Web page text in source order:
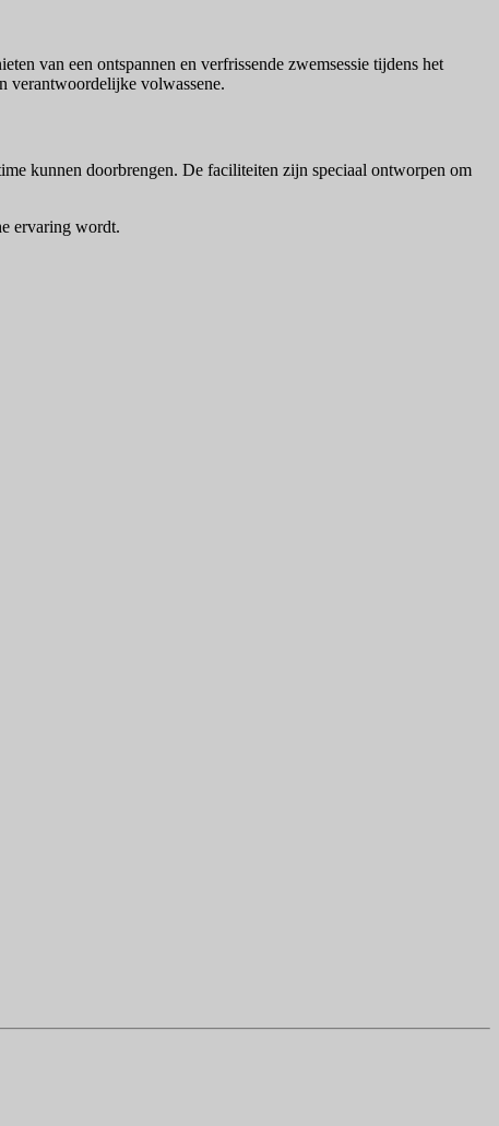
van een ontspannen en verfrissende zwemsessie tijdens het
verantwoordelijke volwassene.
kunnen doorbrengen. De faciliteiten zijn speciaal ontworpen om
ervaring wordt.